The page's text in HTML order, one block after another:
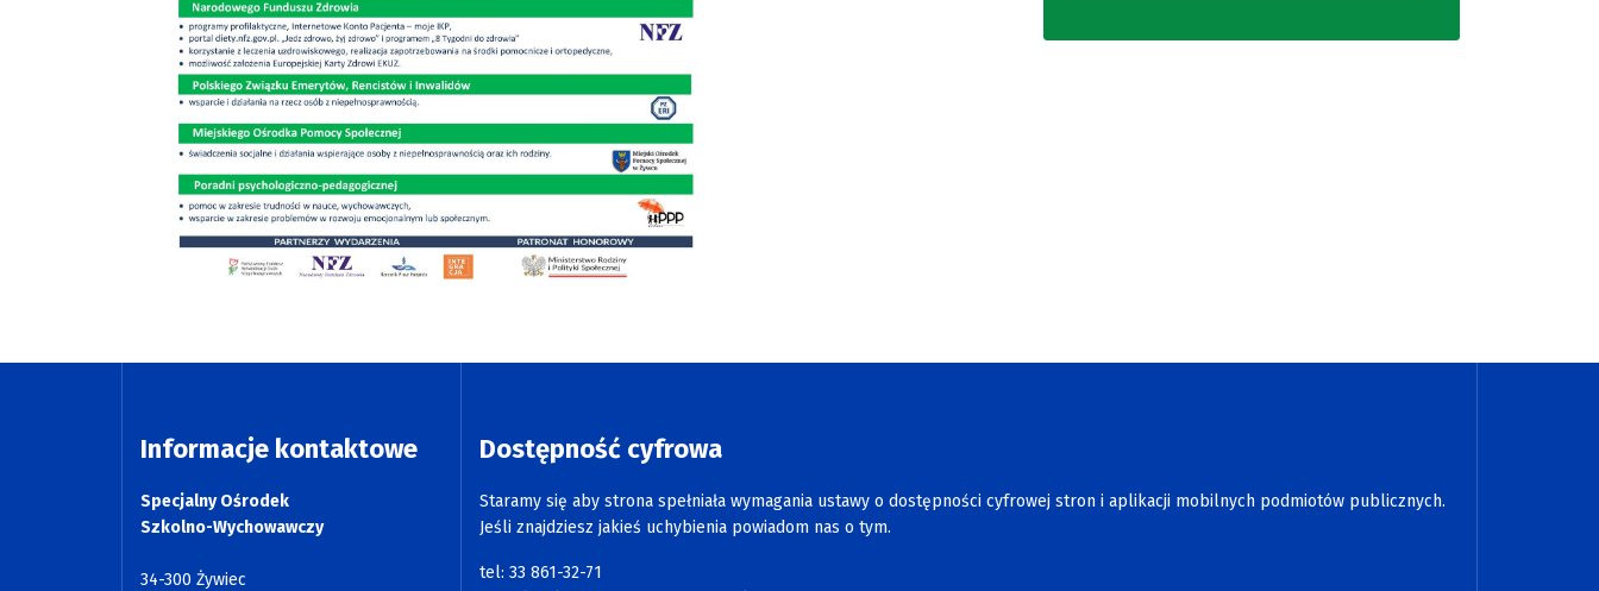
Informacje kontaktowe
Specjalny Ośrodek
Szkolno-Wychowawczy
34-300 Żywiec
Dostępność cyfrowa
Staramy się aby strona spełniała wymagania ustawy o dostępności cyfrowej stron i aplikacji mobilnych podmiotów publicznych.
Jeśli znajdziesz jakieś uchybienia powiadom nas o tym.
tel: 33 861-32-71